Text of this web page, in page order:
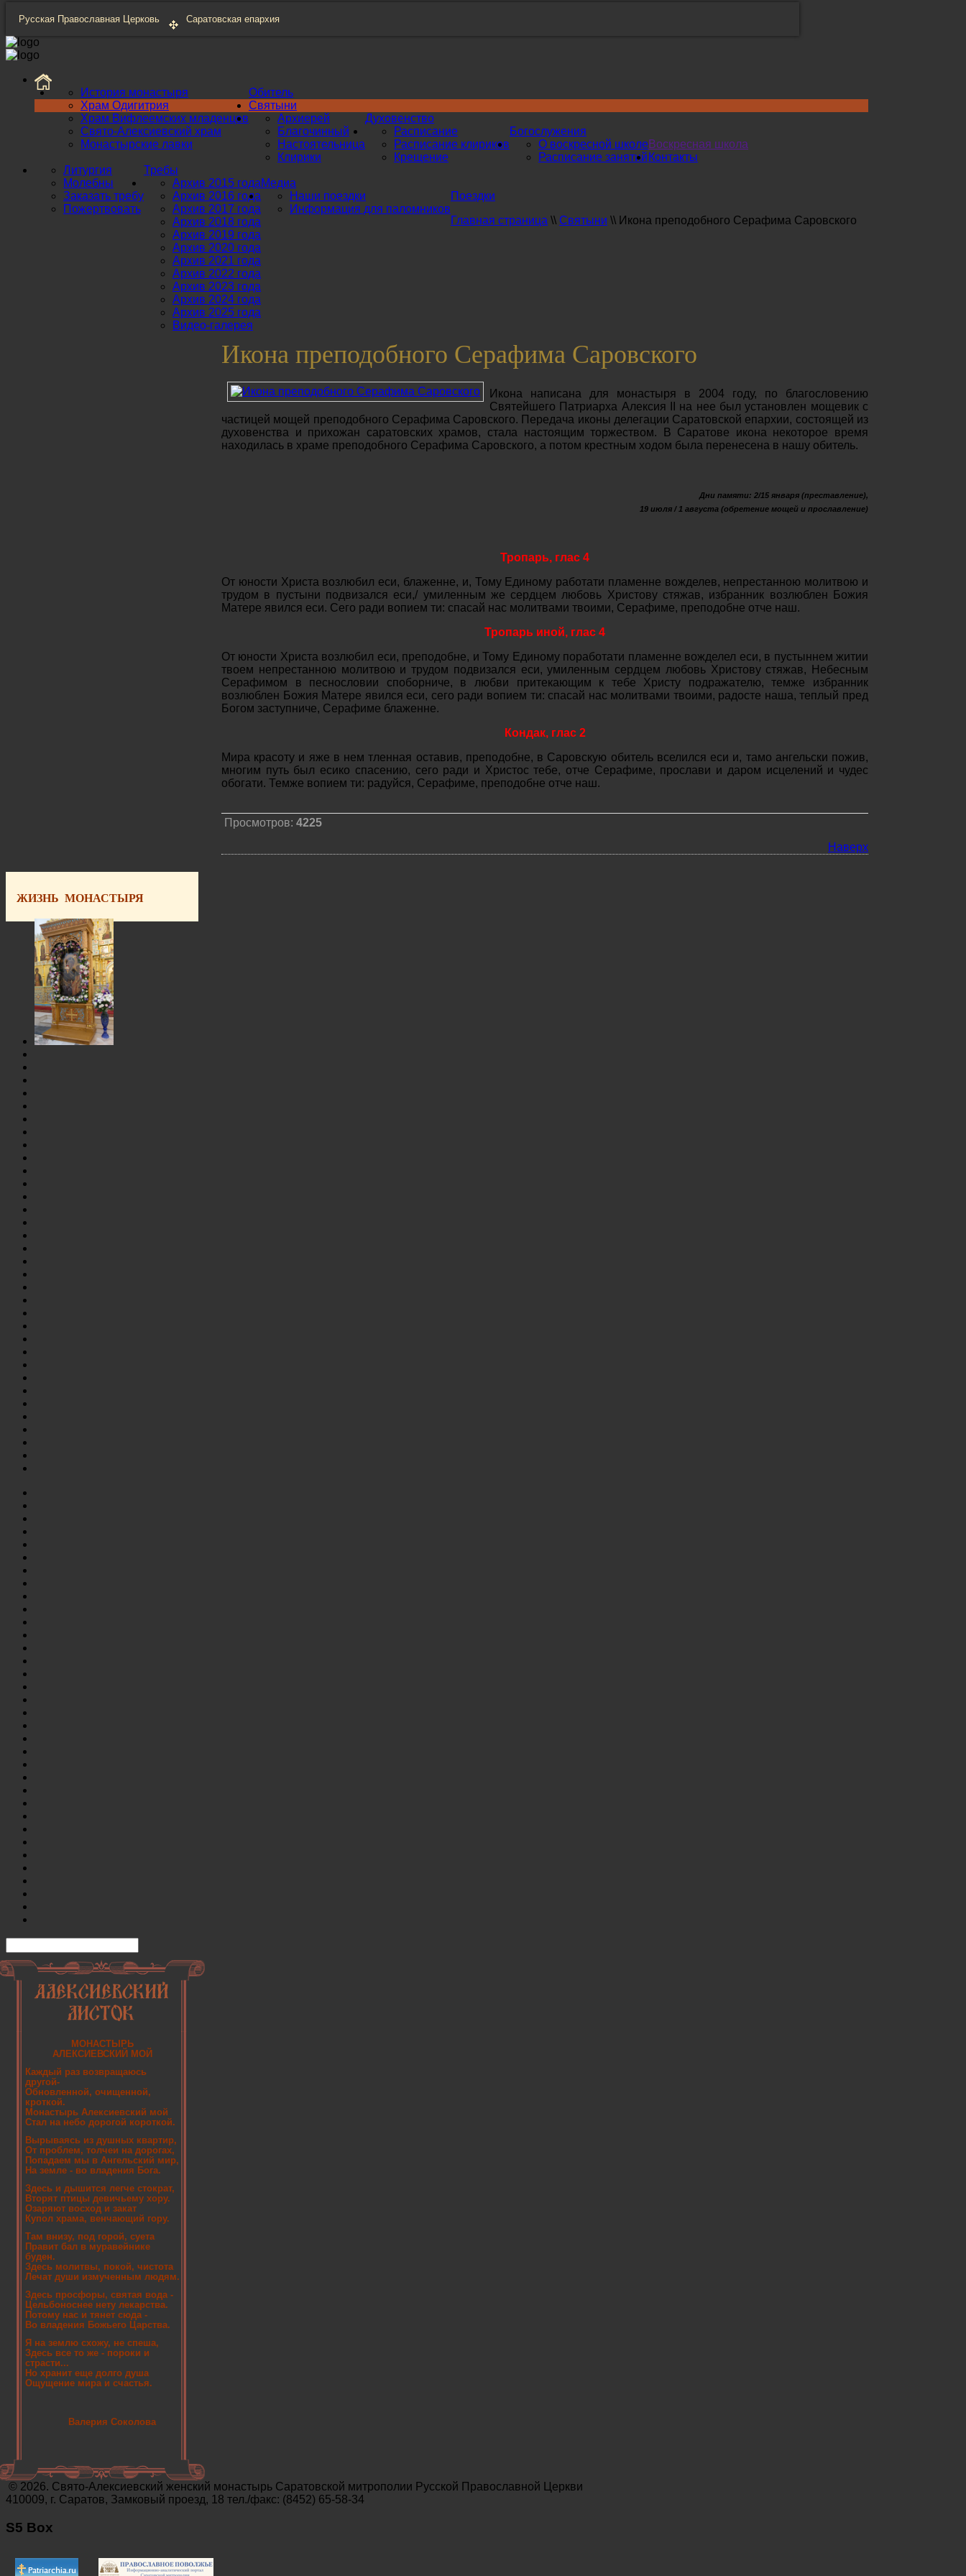
Русская Православная Церковь Саратовская епархия
Обитель
История монастыря
Храм Одигитрия
Храм Вифлеемских младенцев
Свято-Алексиевский храм
Монастырские лавки
Святыни
Духовенство
Архиерей
Благочинный
Настоятельница
Клирики
Богослужения
Расписание
Расписание клириков
Крещение
Воскресная школа
О воскресной школе
Расписание занятий Контакты
Требы
Литургия
Молебны
Заказать требу
Пожертвовать
Медиа
Архив 2015 года
Архив 2016 года
Архив 2017 года
Архив 2018 года
Архив 2019 года
Архив 2020 года
Архив 2021 года
Архив 2022 года
Архив 2023 года
Архив 2024 года
Архив 2025 года
Видео-галерея
Поездки
Наши поездки
Информация для паломников
Главная страница \\ Святыни \\ Икона преподобного Серафима Саровского
Икона преподобного Серафима Саровского
Икона написана для монастыря в 2004 году, по благословению
Святейшего Патриарха Алексия II на нее был установлен мощевик с
частицей мощей преподобного Серафима Саровского. Передача иконы делегации Саратовской епархии, состоящей из
духовенства и прихожан саратовских храмов, стала настоящим торжеством. В Саратове икона некоторое время
находилась в храме преподобного Серафима Саровского, а потом крестным ходом была перенесена в нашу обитель.
Дни памяти: 2/15 января (преставление),
19 июля / 1 августа (обретение мощей и прославление)
Тропарь, глас 4
От юности Христа возлюбил еси, блаженне, и, Тому Единому работати пламенне вожделев, непрестанною молитвою и
трудом в пустыни подвизался еси,/ умиленным же сердцем любовь Христову стяжав, избранник возлюблен Божия
Матере явился еси. Сего ради вопием ти: спасай нас молитвами твоими, Серафиме, преподобне отче наш.
Тропарь иной, глас 4
От юности Христа возлюбил еси, преподобне, и Тому Единому поработати пламенне вожделел еси, в пустыннем житии
твоем непрестанною молитвою и трудом подвизался еси, умиленным сердцем любовь Христову стяжав, Небесным
Серафимом в песнословии споборниче, в любви притекающим к тебе Христу подражателю, темже избранник
возлюблен Божия Матере явился еси, сего ради вопием ти: спасай нас молитвами твоими, радосте наша, теплый пред
Богом заступниче, Серафиме блаженне.
Кондак, глас 2
Мира красоту и яже в нем тленная оставив, преподобне, в Саровскую обитель вселился еси и, тамо ангельски пожив,
многим путь был есико спасению, сего ради и Христос тебе, отче Серафиме, прослави и даром исцелений и чудес
обогати. Темже вопием ти: радуйся, Серафиме, преподобне отче наш.
Просмотров: 4225
Наверх
ЖИЗНЬ МОНАСТЫРЯ
МОНАСТЫРЬ
АЛЕКСИЕВСКИЙ МОЙ
Каждый раз возвращаюсь
другой-
Обновленной, очищенной,
кроткой.
Монастырь Алексиевский мой
Стал на небо дорогой короткой.
Вырываясь из душных квартир,
От проблем, толчеи на дорогах,
Попадаем мы в Ангельский мир,
На земле - во владения Бога.
Здесь и дышится легче стократ,
Вторят птицы девичьему хору.
Озаряют восход и закат
Купол храма, венчающий гору.
Там внизу, под горой, суета
Правит бал в муравейнике
буден.
Здесь молитвы, покой, чистота
Лечат души измученным людям.
Здесь просфоры, святая вода -
Цельбоноснее нету лекарства.
Потому нас и тянет сюда -
Во владения Божьего Царства.
Я на землю схожу, не спеша,
Здесь все то же - пороки и
страсти...
Но хранит еще долго душа
Ощущение мира и счастья.
Валерия Соколова
© 2026. Свято-Алексиевский женский монастырь Саратовской митрополии Русской Православной Церкви
410009, г. Саратов, Замковый проезд, 18 тел./факс: (8452) 65-58-34
S5 Box